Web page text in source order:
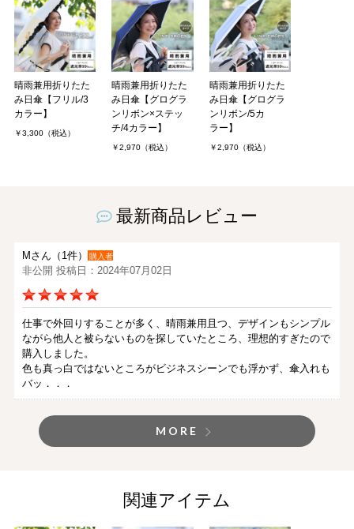
晴雨兼用折りたた
み日傘【フリル/3
カラー】
￥3,300（税込）
晴雨兼用折りたた
み日傘【グログラ
ンリボン×ステッ
チ/4カラー】
￥2,970（税込）
晴雨兼用折りたた
み日傘【グログラ
ンリボン/5カ
ラー】
￥2,970（税込）
最新商品レビュー
Mさん（1件） 購入者
非公開 投稿日：2024年07月02日
仕事で外回りすることが多く、晴雨兼用且つ、デザインもシンプル
ながら他人と被らないものを探していたところ、理想的すぎたので
購入しました。
色も真っ白ではないところがビジネスシーンでも浮かず、傘入れも
バッ．．．
MORE
関連アイテム